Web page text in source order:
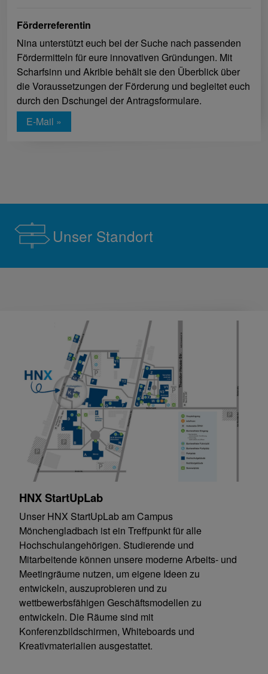
Förderreferentin
Nina unterstützt euch bei der Suche nach passenden
Fördermitteln für eure innovativen Gründungen. Mit
Scharfsinn und Akribie behält sie den Überblick über
die Voraussetzungen der Förderung und begleitet euch
durch den Dschungel der Antragsformulare.
E-Mail »
Unser Standort
HNX StartUpLab
Unser HNX StartUpLab am Campus
Mönchengladbach ist ein Treffpunkt für alle
Hochschulangehörigen. Studierende und
Mitarbeitende können unsere moderne Arbeits- und
Meetingräume nutzen, um eigene Ideen zu
entwickeln, auszuprobieren und zu
wettbewerbsfähigen Geschäftsmodellen zu
entwickeln. Die Räume sind mit
Konferenzbildschirmen, Whiteboards und
Kreativmaterialien ausgestattet.